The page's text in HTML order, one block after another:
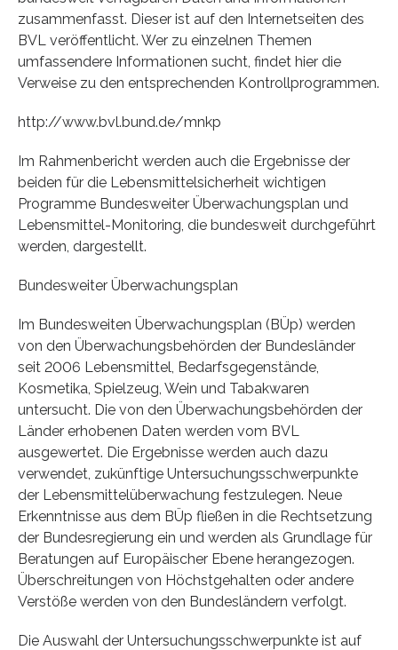
zusammenfasst. Dieser ist auf den Internetseiten des
BVL veröffentlicht. Wer zu einzelnen Themen
umfassendere Informationen sucht, findet hier die
Verweise zu den entsprechenden Kontrollprogrammen.
http://www.bvl.bund.de/mnkp
Im Rahmenbericht werden auch die Ergebnisse der
beiden für die Lebensmittelsicherheit wichtigen
Programme Bundesweiter Überwachungsplan und
Lebensmittel-Monitoring, die bundesweit durchgeführt
werden, dargestellt.
Bundesweiter Überwachungsplan
Im Bundesweiten Überwachungsplan (BÜp) werden
von den Überwachungsbehörden der Bundesländer
seit 2006 Lebensmittel, Bedarfsgegenstände,
Kosmetika, Spielzeug, Wein und Tabakwaren
untersucht. Die von den Überwachungsbehörden der
Länder erhobenen Daten werden vom BVL
ausgewertet. Die Ergebnisse werden auch dazu
verwendet, zukünftige Untersuchungsschwerpunkte
der Lebensmittelüberwachung festzulegen. Neue
Erkenntnisse aus dem BÜp fließen in die Rechtsetzung
der Bundesregierung ein und werden als Grundlage für
Beratungen auf Europäischer Ebene herangezogen.
Überschreitungen von Höchstgehalten oder andere
Verstöße werden von den Bundesländern verfolgt.
Die Auswahl der Untersuchungsschwerpunkte ist auf